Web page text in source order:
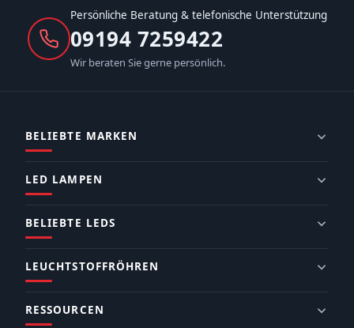
Persönliche Beratung & telefonische Unterstützung
09194 7259422
Wir beraten Sie gerne persönlich.
BELIEBTE MARKEN
LED LAMPEN
BELIEBTE LEDS
LEUCHTSTOFFRÖHREN
RESSOURCEN